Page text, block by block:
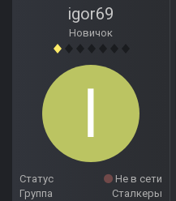
igor69
Новичок
Статус
Не в сети
Группа
Сталкеры